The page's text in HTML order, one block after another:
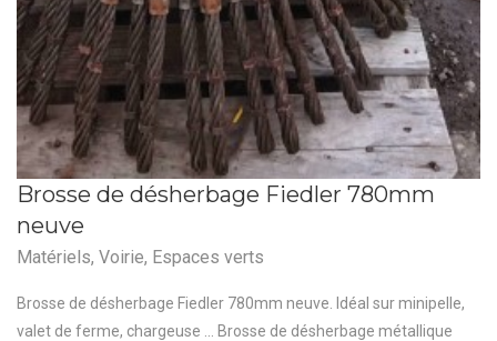
Brosse de désherbage Fiedler 780mm
neuve
Matériels, Voirie, Espaces verts
Brosse de désherbage Fiedler 780mm neuve. Idéal sur minipelle,
valet de ferme, chargeuse ... Brosse de désherbage métallique